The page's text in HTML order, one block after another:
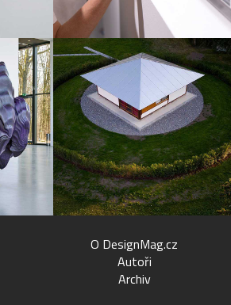
O DesignMag.cz
Autoři
Archiv